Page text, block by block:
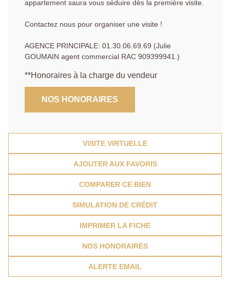
appartement saura vous séduire dès la première visite.
Contactez nous pour organiser une visite !
AGENCE PRINCIPALE: 01.30.06.69.69 (Julie
GOUMAIN agent commercial RAC 909399941.)
**Honoraires à la charge du vendeur
NOS HONORAIRES
VISITE VIRTUELLE
AJOUTER AUX FAVORIS
COMPARER CE BIEN
SIMULATION DE CRÉDIT
IMPRIMER LA FICHE
NOS HONORAIRES
ALERTE EMAIL